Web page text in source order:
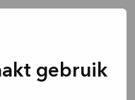
gebruik